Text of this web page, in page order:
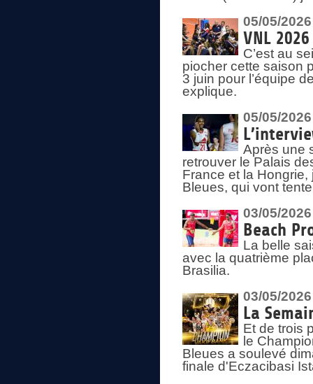
05/05/2026
VNL
C’est au
piocher cette saison
3 juin pour l’équipe
explique.
05/05/2026
Après une
retrouver le Palais
France et la Hongrie,
Bleues, qui vont
03/05/2026
Beach
La belle
avec la quatrième
Brasilia.
03/05/2026
La
Et de trois
le
Bleues a soulevé
finale d'Eczacibasi